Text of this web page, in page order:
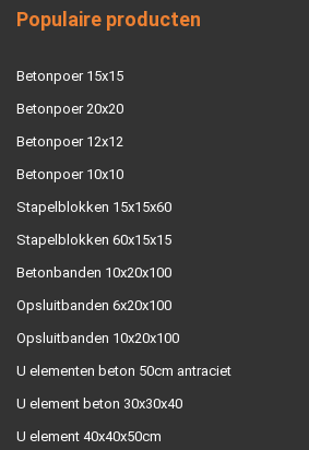
Populaire producten
Betonpoer 15x15
Betonpoer 20x20
Betonpoer 12x12
Betonpoer 10x10
Stapelblokken 15x15x60
Stapelblokken 60x15x15
Betonbanden 10x20x100
Opsluitbanden 6x20x100
Opsluitbanden 10x20x100
U elementen beton 50cm antraciet
U element beton 30x30x40
U element 40x40x50cm